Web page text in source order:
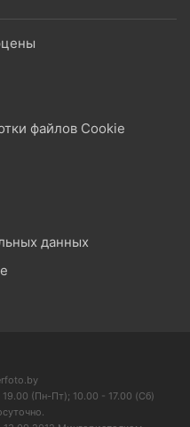
файлов Cookie
данных
(Пн-Пт); 10.00 - 17.00 (Сб)